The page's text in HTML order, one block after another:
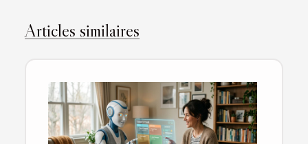
Articles similaires